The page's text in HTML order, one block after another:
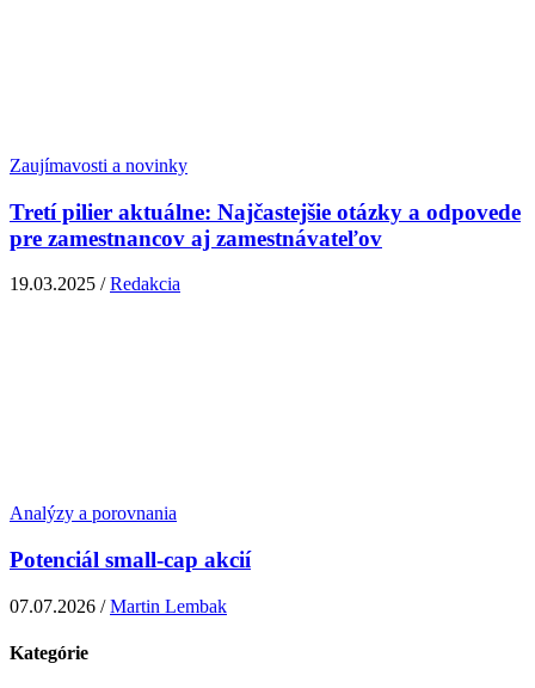
Zaujímavosti a novinky
Tretí pilier aktuálne: Najčastejšie otázky a odpovede
pre zamestnancov aj zamestnávateľov
19.03.2025 /Redakcia
Analýzy a porovnania
Potenciál small-cap akcií
07.07.2026 /Martin Lembak
Kategórie